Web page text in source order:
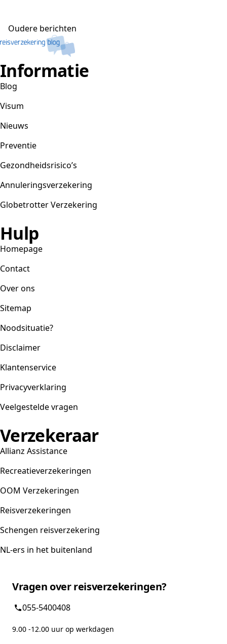
Berichtennavigatie
Oudere berichten
Informatie
Blog
Visum
Nieuws
Preventie
Gezondheidsrisico’s
Annuleringsverzekering
Globetrotter Verzekering
Hulp
Homepage
Contact
Over ons
Sitemap
Noodsituatie?
Disclaimer
Klantenservice
Privacyverklaring
Veelgestelde vragen
Verzekeraar
Allianz Assistance
Recreatieverzekeringen
OOM Verzekeringen
Reisverzekeringen
Schengen reisverzekering
NL-ers in het buitenland
Vragen over reisverzekeringen?
055-5400408
9.00 -12.00 uur op werkdagen